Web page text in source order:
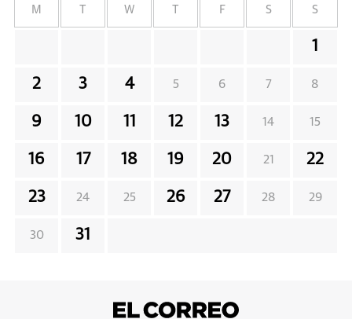
M W F S S
1
2 3 4 5 6 7 8
9 10 11 12 13 14 15
16 17 18 19 20 21 22
23 24 25 26 27 28 29
30 31